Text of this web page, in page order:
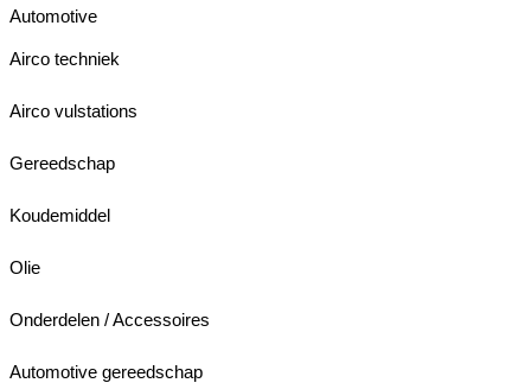
Automotive
Airco techniek
Airco vulstations
Gereedschap
Koudemiddel
Olie
Onderdelen / Accessoires
Automotive gereedschap